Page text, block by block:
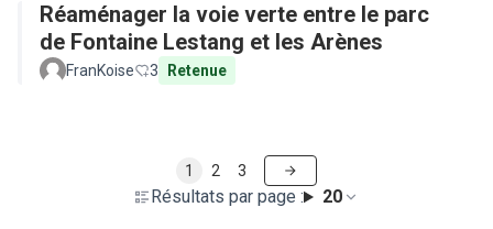
Réaménager la voie verte entre le parc
de Fontaine Lestang et les Arènes
FranKoise 3 Retenue
Résultats par page : 20
1 2 3